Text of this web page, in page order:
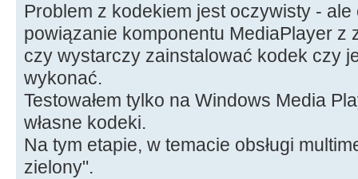
Problem z kodekiem jest oczywisty -
powiązanie komponentu MediaPlayer z
czy wystarczy zainstalować kodek czy
wykonać.
Testowałem tylko na Windows Media
własne kodeki.
Na tym etapie, w temacie obsługi
zielony".